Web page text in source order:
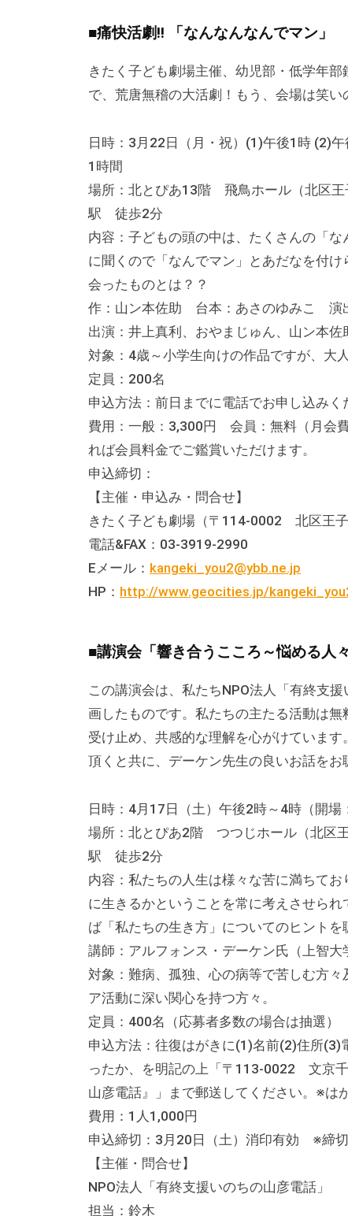
、
場
や
材
の
貸
出
な
の
業
を
お
こ
な
っ
て
い
ま
す
。
場
所
北
と
ぴ
あ
1
1
で
す
■痛快活劇!! 「なんなんなんでマン」
きたく子ども劇場主催、幼児部・低学年
で、荒唐無稽の大活劇！もう、会場は笑い
日時：3月22日（月・祝）(1)午後1時 (2)
1時間
場所：北とぴあ13階 飛鳥ホール（北区
駅 徒歩2分
内容：子どもの頭の中は、たくさんの「
に聞くので「なんでマン」とあだなを付
会ったものとは？？
作：山ン本佐助 台本：あさのゆみこ
出演：井上真利、おやまじゅん、山ン本佐
対象：4歳～小学生向けの作品ですが、大
定員：200名
申込方法：前日までに電話でお申し込みく
費用：一般：3,300円 会員：無料（月会
れば会員料金でご鑑賞いただけます。
申込締切：
【主催・申込み・問合せ】
きたく子ども劇場（〒114-0002 北区王子
電話&FAX：03-3919-2990
Eメール： kangeki_you2@ybb.ne.jp
HP： http://www.geocities.jp/
■講演会「響き合うこころ～悩める人
この講演会は、私たちNPO法人「有終支
画したものです。私たちの主たる活動は
受け止め、共感的な理解を心がけていま
頂くと共に、デーケン先生の良いお話をお
日時：4月17日（土）午後2時～4時（開場
場所：北とぴあ2階 つつじホール（北区
駅 徒歩2分
内容：私たちの人生は様々な苦に満ちて
に生きるかということを常に考えさせら
ば「私たちの生き方」についてのヒントを
講師：アルフォンス・デーケン氏（上智大
対象：難病、孤独、心の病等で苦しむ方
ア活動に深い関心を持つ方々。
定員：400名（応募者多数の場合は抽選）
申込方法：往復はがきに(1)名前(2)住所
ったか、を明記の上「〒113-0022 文京
山彦電話』」まで郵送してください。※は
費用：1人1,000円
申込締切：3月20日（土）消印有効 ※締切
【主催・問合せ】
NPO法人「有終支援いのちの山彦電話」
担当：鈴木